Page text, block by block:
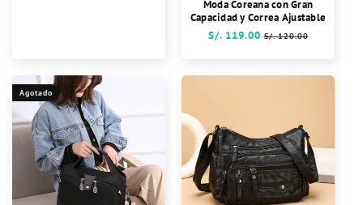
Moda Coreana con Gran
Capacidad y Correa Ajustable
Precio
S/. 119.00 Precio
S/. 120.00
Agotado